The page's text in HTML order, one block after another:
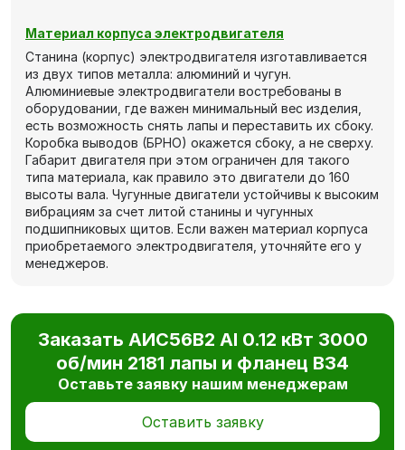
Материал корпуса электродвигателя
Станина (корпус) электродвигателя изготавливается
из двух типов металла: алюминий и чугун.
Алюминиевые электродвигатели востребованы в
оборудовании, где важен минимальный вес изделия,
есть возможность снять лапы и переставить их сбоку.
Коробка выводов (БРНО) окажется сбоку, а не сверху.
Габарит двигателя при этом ограничен для такого
типа материала, как правило это двигатели до 160
высоты вала. Чугунные двигатели устойчивы к высоким
вибрациям за счет литой станины и чугунных
подшипниковых щитов. Если важен материал корпуса
приобретаемого электродвигателя, уточняйте его у
менеджеров.
Заказать АИС56В2 Al 0.12 кВт 3000
об/мин 2181 лапы и фланец В34
Оставьте заявку нашим менеджерам
Оставить заявку